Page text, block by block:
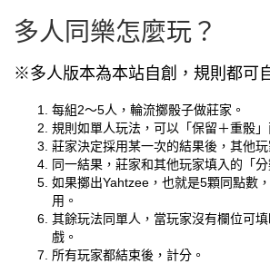
多人同樂怎麼玩？
※多人版本為本站自創，規則都可
每組2～5人，輪流擲骰子做莊家。
規則如單人玩法，可以「保留＋重骰」
莊家決定採用某一次的結果後，其他玩
同一結果，莊家和其他玩家填入的「
如果擲出Yahtzee，也就是5顆同點數
用。
其餘玩法同單人，當玩家沒有欄位可
戲。
所有玩家都結束後，計分。